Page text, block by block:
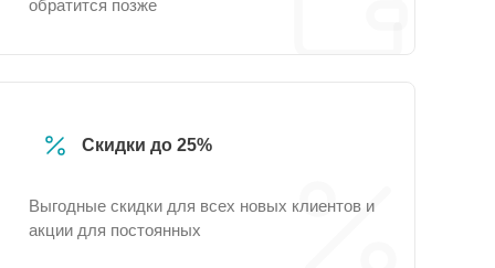
обратится позже
Скидки до 25%
Выгодные скидки для всех новых клиентов и
акции для постоянных